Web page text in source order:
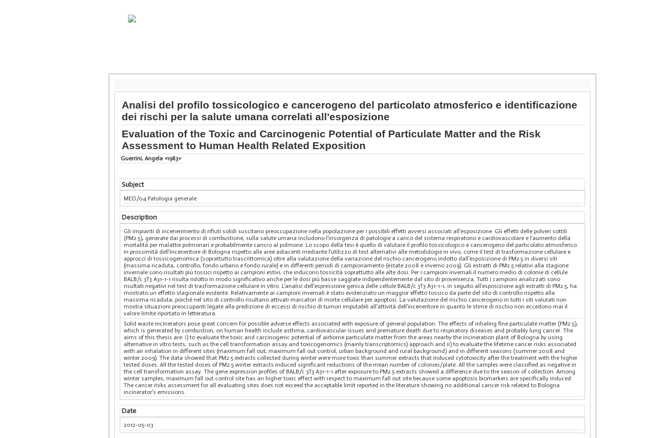
Analisi del profilo tossicologico e cancerogeno del particolato atmosferico e identificazione
dei rischi per la salute umana correlati all'esposizione
Evaluation of the Toxic and Carcinogenic Potential of Particulate Matter and the Risk
Assessment to Human Health Related Exposition
Guerrini, Angela <1983>
Subject
MED/04 Patologia generale
Description
Gli impianti di incenerimento di rifiuti solidi suscitano preoccupazione nella popolazione per i possibili effetti avversi associati all’esposizione. Gli effetti delle polveri sottili
(PM2.5), generate dai processi di combustione, sulla salute umana includono l’insorgenza di patologie a carico del sistema respiratorio e cardiovascolare e l’aumento della
mortalità per malattie polmonari e probabilmente cancro al polmone. Lo scopo della tesi è quello di valutare il profilo tossicologico e cancerogeno del particolato atmosferico
in prossimità dell’inceneritore di Bologna rispetto alle aree adiacenti mediante l’utilizzo di test alternativi alle metodologie in vivo, come il test di trasformazione cellulare e
approcci di tossicogenomica (soprattutto trascrittomica) oltre alla valutazione della variazione del rischio cancerogeno indotto dall’esposizione di PM2.5 in diversi siti
(massima ricaduta, controllo, fondo urbano e fondo rurale) e in differenti periodi di campionamento (estate 2008 e inverno 2009). Gli estratti di PM2.5 relativi alla stagione
invernale sono risultati più tossici rispetto ai campioni estivi, che inducono tossicità soprattutto alle alte dosi. Per i campioni invernali il numero medio di colonie di cellule
BALB/c 3T3 A31-1-1 risulta ridotto in modo significativo anche per le dosi più basse saggiate indipendentemente dal sito di provenienza. Tutti i campioni analizzati sono
risultati negativi nel test di trasformazione cellulare in vitro. L’analisi dell’espressione genica delle cellule BALB/c 3T3 A31-1-1, in seguito all’esposizione agli estratti di PM2.5, ha
mostrato un effetto stagionale evidente. Relativamente ai campioni invernali è stato evidenziato un maggior effetto tossico da parte del sito di controllo rispetto alla
massima ricaduta, poiché nel sito di controllo risultano attivati marcatori di morte cellulare per apoptosi. La valutazione del rischio cancerogeno in tutti i siti valutati non
mostra situazioni preoccupanti legate alla predizione di eccessi di rischio di tumori imputabili all’attività dell’inceneritore in quanto le stime di rischio non eccedono mai il
valore limite riportato in letteratura.
Solid waste incinerators pose great concern for possible adverse effects associated with exposure of general population. The effects of inhaling fine particulate matter (PM2.5),
which is generated by combustion, on human health include asthma, cardiovascular issues and premature death due to respiratory diseases and probably lung cancer. The
aims of this thesis are: i) to evaluate the toxic and carcinogenic potential of airborne particulate matter from the areas nearby the incineration plant of Bologna by using
alternative in vitro tests, such as the cell transformation assay and toxicogenomics (mainly transcriptomics) approach and ii) to evaluate the lifetime cancer risks associated
with air inhalation in different sites (maximum fall out, maximum fall out control, urban background and rural background) and in different seasons (summer 2008 and
winter 2009). The data showed that PM2.5 extracts collected during winter were more toxic than summer extracts that induced cytotoxicity after the treatment with the higher
tested doses. All the tested doses of PM2.5 winter extracts induced significant reductions of the mean number of colonies/plate. All the samples were classified as negative in
the cell transformation assay. The gene expression profiles of BALB/c 3T3 A31-1-1 after exposure to PM2.5 extracts showed a difference due to the season of collection. Among
winter samples, maximum fall out control site has an higher toxic effect with respect to maximum fall out site because some apoptosis biomarkers are specifically induced.
The cancer risks assessment for all evaluating sites does not exceed the acceptable limit reported in the literature showing no additional cancer risk related to Bologna
incinerator’s emissions.
Date
2012-05-03